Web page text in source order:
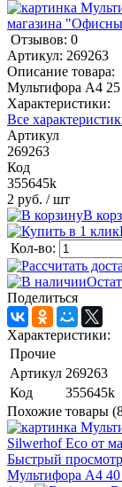
Отзывов: 0
Артикул: 269263
Описание товара:
Мультифора А4 25
Характеристики:
Все
Артикул
269263
Код
355645k
2 руб. / шт
В
Кол-во:
Поделиться
Характеристики:
Прочие
Артикул 269263
Код
355645k
Похожие товары
Быстрый просмотр
Мультифора А4 40